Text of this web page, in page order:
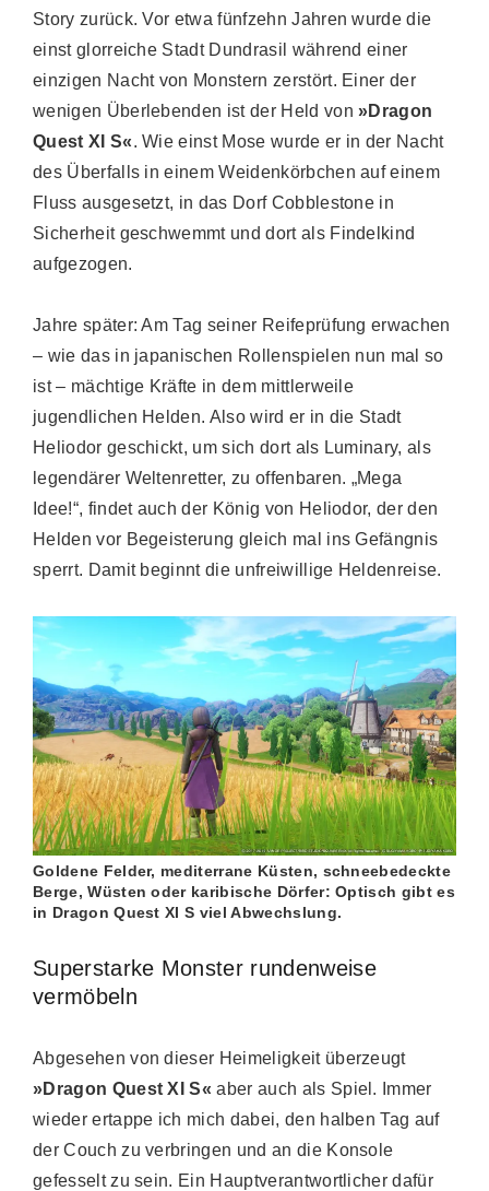
Story zurück. Vor etwa fünfzehn Jahren wurde die
einst glorreiche Stadt Dundrasil während einer
einzigen Nacht von Monstern zerstört. Einer der
wenigen Überlebenden ist der Held von»Dragon
Quest XI S«. Wie einst Mose wurde er in der Nacht
des Überfalls in einem Weidenkörbchen auf einem
Fluss ausgesetzt, in das Dorf Cobblestone in
Sicherheit geschwemmt und dort als Findelkind
aufgezogen.
Jahre später: Am Tag seiner Reifeprüfung erwachen
– wie das in japanischen Rollenspielen nun mal so
ist – mächtige Kräfte in dem mittlerweile
jugendlichen Helden. Also wird er in die Stadt
Heliodor geschickt, um sich dort als Luminary, als
legendärer Weltenretter, zu offenbaren. „Mega
Idee!“, findet auch der König von Heliodor, der den
Helden vor Begeisterung gleich mal ins Gefängnis
sperrt. Damit beginnt die unfreiwillige Heldenreise.
Goldene Felder, mediterrane Küsten, schneebedeckte
Berge, Wüsten oder karibische Dörfer: Optisch gibt es
in Dragon Quest XI S viel Abwechslung.
Superstarke Monster rundenweise
vermöbeln
Abgesehen von dieser Heimeligkeit überzeugt
»Dragon Quest XI S« aber auch als Spiel. Immer
wieder ertappe ich mich dabei, den halben Tag auf
der Couch zu verbringen und an die Konsole
gefesselt zu sein. Ein Hauptverantwortlicher dafür